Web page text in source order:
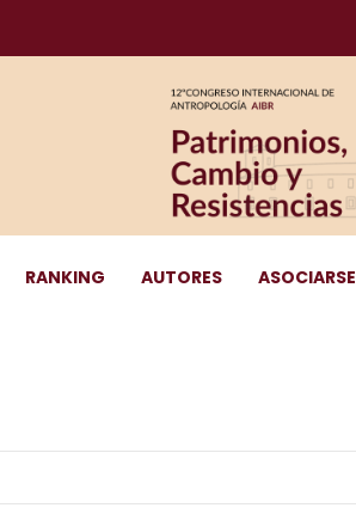
RANKING AUTORES ASOCIARSE